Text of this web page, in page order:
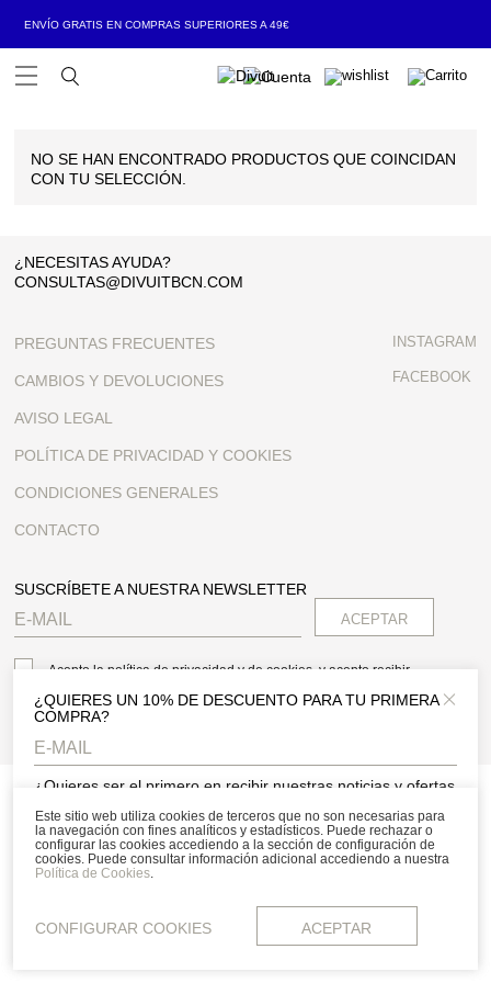
ENVÍO GRATIS EN COMPRAS SUPERIORES A 49€
Open Menu
NO SE HAN ENCONTRADO PRODUCTOS QUE COINCIDAN
CON TU SELECCIÓN.
¿QUIERES UN 10% DE DESCUENTO PARA TU PRIMERA
COMPRA?
Close
¿Quieres ser el primero en recibir nuestras noticias y ofertas
descuento en tu primera compra.
Acepto la política de privacidad y de cookies, y acepto recibir
¿NECESITAS AYUDA?
CONSULTAS@DIVUITBCN.COM
PREGUNTAS FRECUENTES
CAMBIOS Y DEVOLUCIONES
AVISO LEGAL
POLÍTICA DE PRIVACIDAD Y COOKIES
CONDICIONES GENERALES
CONTACTO
INSTAGRAM
FACEBOOK
SUSCRÍBETE A NUESTRA NEWSLETTER
Acepto la política de privacidad y de cookies, y acepto recibir
Copyright © 2026 - Divuit
Este sitio web utiliza cookies de terceros que no son necesarias para
la navegación con fines analíticos y estadísticos. Puede rechazar o
configurar las cookies accediendo a la sección de configuración de
cookies. Puede consultar información adicional accediendo a nuestra
Política de Cookies.
CONFIGURAR COOKIES ACEPTAR